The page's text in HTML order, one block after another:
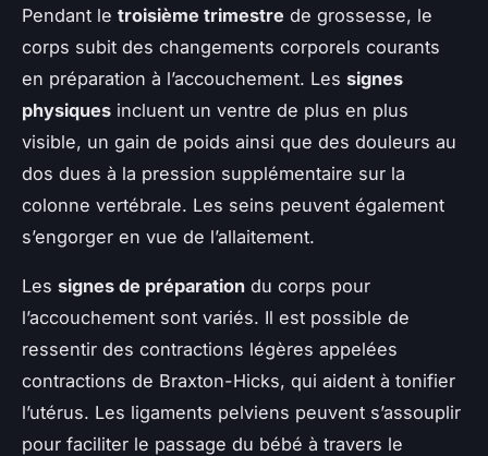
Pendant le troisième trimestre de grossesse, le
corps subit des changements corporels courants
en préparation à l’accouchement. Les signes
physiques incluent un ventre de plus en plus
visible, un gain de poids ainsi que des douleurs au
dos dues à la pression supplémentaire sur la
colonne vertébrale. Les seins peuvent également
s’engorger en vue de l’allaitement.
Les signes de préparation du corps pour
l’accouchement sont variés. Il est possible de
ressentir des contractions légères appelées
contractions de Braxton-Hicks, qui aident à tonifier
l’utérus. Les ligaments pelviens peuvent s’assouplir
pour faciliter le passage du bébé à travers le